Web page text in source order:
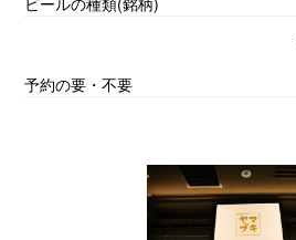
予約の要・不要